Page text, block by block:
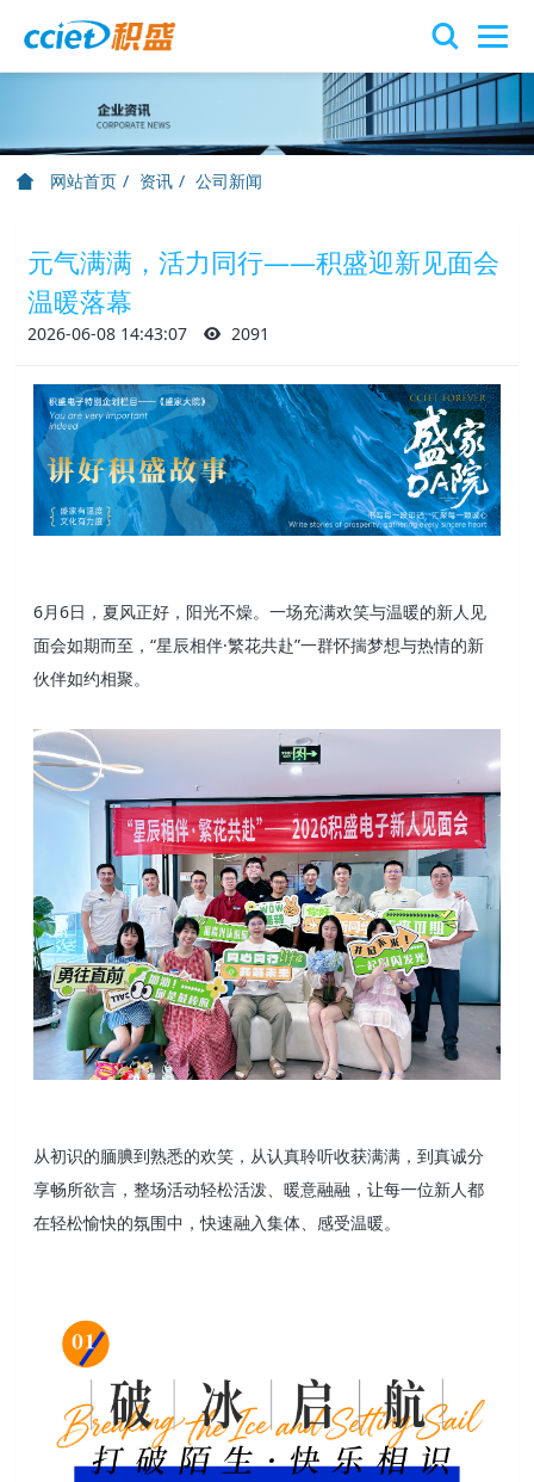
网站首页 资讯 公司新闻
元气满满，活力同行——积盛迎新见面会
温暖落幕
2026-06-08 14:43:07 2091
6月6日，夏风正好，阳光不燥。一场充满欢笑与温暖的新人见
面会如期而至，“星辰相伴·繁花共赴”一群怀揣梦想与热情的新
伙伴如约相聚。
从初识的腼腆到熟悉的欢笑，从认真聆听收获满满，到真诚分
享畅所欲言，整场活动轻松活泼、暖意融融，让每一位新人都
在轻松愉快的氛围中，快速融入集体、感受温暖。